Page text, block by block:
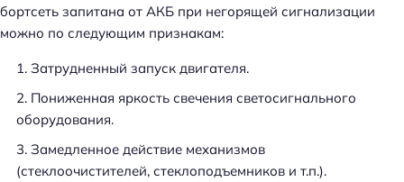
бортсеть запитана от АКБ при негорящей сигнализации
можно по следующим признакам:
Затрудненный запуск двигателя.
Пониженная яркость свечения светосигнального
оборудования.
Замедленное действие механизмов
(стеклоочистителей, стеклоподъемников и т.п.).